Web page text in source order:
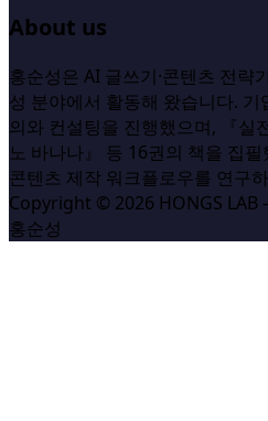
About us
홍순성은 AI 글쓰기·콘텐츠 전략
성 분야에서 활동해 왔습니다.
의와 컨설팅을 진행했으며, 『실
노 바나나』 등 16권의 책을 집
콘텐츠 제작 워크플로우를 연구
Copyright © 2026 HONGS LAB
홍순성